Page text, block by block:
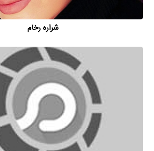
شراره رخام